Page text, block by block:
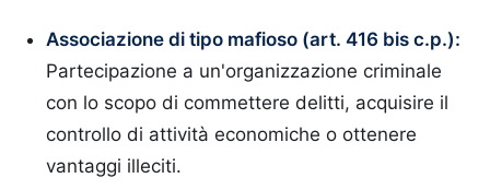
Associazione di tipo mafioso (art. 416 bis c.p.):
Partecipazione a un'organizzazione criminale
con lo scopo di commettere delitti, acquisire il
controllo di attività economiche o ottenere
vantaggi illeciti.